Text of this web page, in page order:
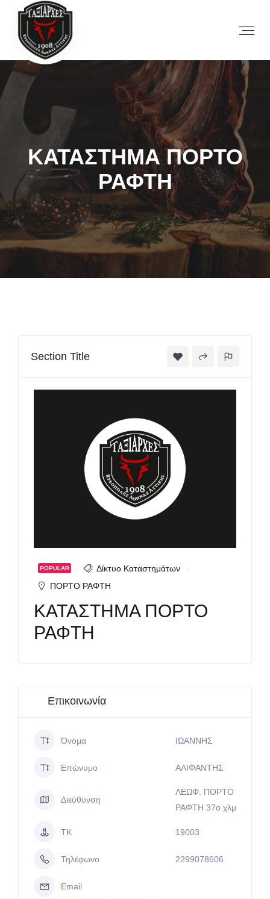
ΚΑΤΑΣΤΗΜΑ ΠΟΡΤΟ
ΡΑΦΤΗ
Section Title
POPULAR
Δίκτυο Καταστημάτων
ΠΟΡΤΟ ΡΑΦΤΗ
ΚΑΤΑΣΤΗΜΑ ΠΟΡΤΟ
ΡΑΦΤΗ
Επικοινωνία
Όνομα ΙΩΑΝΝΗΣ
Επώνυμο ΑΛΙΦΑΝΤΗΣ
Διεύθυνση
ΛΕΩΦ. ΠΟΡΤΟ
ΡΑΦΤΗ 37ο χλμ
ΤΚ 19003
Τηλέφωνο 2299078606
Email